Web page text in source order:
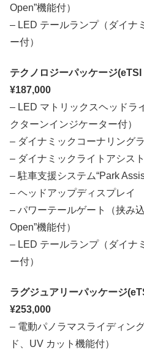
Open”機能付）
– LED テールランプ（ダイナ
ー付）
テクノロジーパッケージ
¥187,000
– LED マトリックスヘッドラ
クターンインジケーター付）
– ダイナミックコーナリング
– ダイナミックライトアシスト
– 駐車支援システム“Park
– ヘッドアップディスプレイ
– パワーテールゲート（挟み
Open”機能付）
– LED テールランプ（ダイナ
ー付）
ラグジュアリーパッケージ
¥253,000
– 電動パノラマスライディン
ド、UV カット機能付）